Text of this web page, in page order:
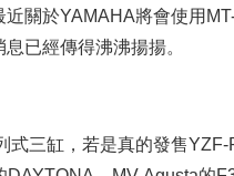
關於YAMAHA將會使用
已經傳得沸沸揚揚。
式三缸，若是真的發售YZF-